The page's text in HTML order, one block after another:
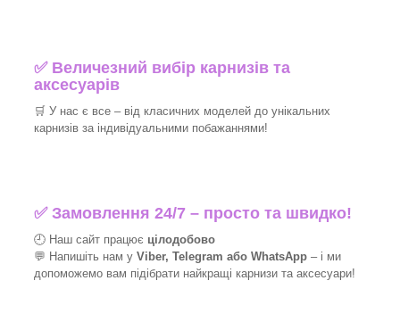
✅ Величезний вибір карнизів та
аксесуарів
🛒 У нас є все – від класичних моделей до унікальних
карнизів за індивідуальними побажаннями!​
✅Замовлення 24/7 – просто та швидко!
🕘 Наш сайт працює цілодобово
💬 Напишіть нам у Viber, Telegram або WhatsApp – і ми
допоможемо вам підібрати найкращі карнизи та аксесуари!